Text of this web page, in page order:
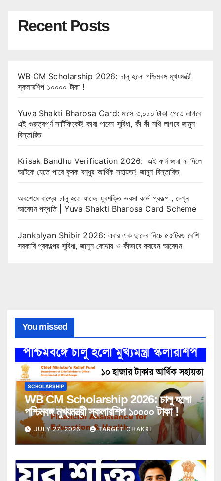
Recent Posts
WB CM Scholarship 2026: চালু হলো পশ্চিমবঙ্গ মুখ্যমন্ত্রী
স্কলারশিপ ১০০০০ টাকা !
Yuva Shakti Bharosa Card: মাসে ৩,০০০ টাকা পেতে লাগবে
এই গুরুত্বপূর্ণ সার্টিফিকেট! কারা পাবেন সুবিধা, কী কী নথি লাগবে জানুন
বিস্তারিত
Krisak Bandhu Verification 2026: এই ফর্ম জমা না দিলে
আটকে যেতে পারে কৃষক বন্ধুর আর্থিক সহায়তা! জানুন বিস্তারিত
অবশেষে রাজ্যে চালু হতে যাচ্ছে যুবশক্তি ভরসা কার্ড প্রকল্প , দেখুন
আবেদন পদ্ধতি | Yuva Shakti Bharosa Card Scheme
Jankalyan Shibir 2026: এবার এক ছাদের নিচে ৫৫টিরও বেশি
সরকারি প্রকল্পের সুবিধা, জানুন কোথায় ও কীভাবে করবেন আবেদন
You missed
SCHOLARSHIP
WB CM Scholarship 2026: চালু হলো
পশ্চিমবঙ্গ মুখ্যমন্ত্রী স্কলারশিপ ১০০০০ টাকা !
JULY 27, 2026 TARGET CHAKRI